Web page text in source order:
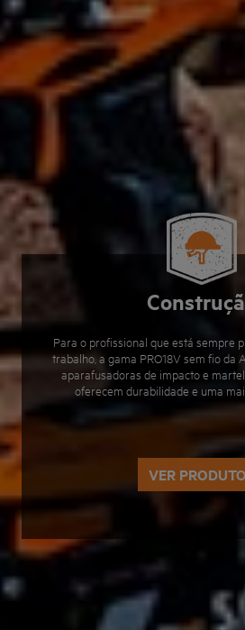
Para o profissional que está sempre
trabalho, a gama PRO18V sem fio da
aparafusadoras de impacto e
oferecem durabilidade e uma
VER